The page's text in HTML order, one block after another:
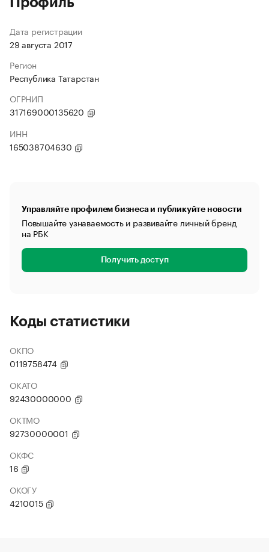
Дата регистрации
29 августа 2017
Регион
Республика Татарстан
ОГРНИП
317169000135620
ИНН
165038704630
Управляйте профилем бизнеса и публикуйте новости
Повышайте узнаваемость и развивайте личный бренд
на РБК
Получить доступ
Коды статистики
ОКПО
0119758474
ОКАТО
92430000000
ОКТМО
92730000001
ОКФС
16
ОКОГУ
4210015